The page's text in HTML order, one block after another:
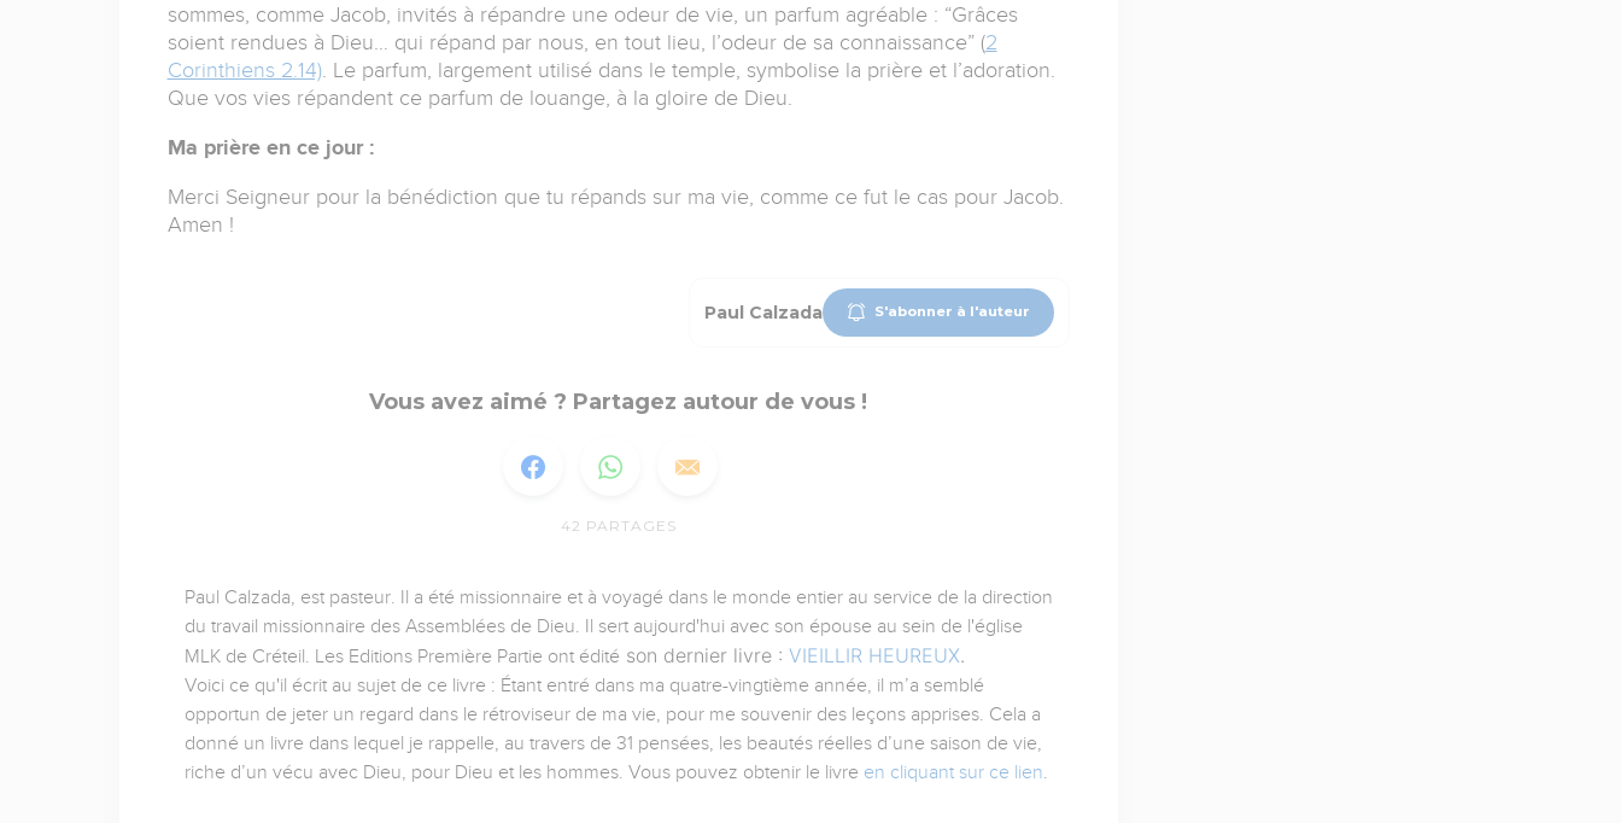
sommes, comme Jacob, invités à répandre une odeur de vie, un parfum agréable : “Grâces
soient rendues à Dieu… qui répand par nous, en tout lieu, l’odeur de sa connaissance” (2
Corinthiens 2.14). Le parfum, largement utilisé dans le temple, symbolise la prière et l’adoration.
Que vos vies répandent ce parfum de louange, à la gloire de Dieu.
Ma prière en ce jour :
Merci Seigneur pour la bénédiction que tu répands sur ma vie, comme ce fut le cas pour Jacob.
Amen !
Paul Calzada S'abonner à l'auteur
Vous avez aimé ? Partagez autour de vous !
42 PARTAGES
Paul Calzada, est pasteur. Il a été missionnaire et à voyagé dans le monde entier au service de la direction
du travail missionnaire des Assemblées de Dieu. Il sert aujourd'hui avec son épouse au sein de l'église
MLK de Créteil. Les Editions Première Partie ont édité son dernier livre : VIEILLIR HEUREUX.
Voici ce qu'il écrit au sujet de ce livre : Étant entré dans ma quatre-vingtième année, il m’a semblé
opportun de jeter un regard dans le rétroviseur de ma vie, pour me souvenir des leçons apprises. Cela a
donné un livre dans lequel je rappelle, au travers de 31 pensées, les beautés réelles d’une saison de vie,
riche d’un vécu avec Dieu, pour Dieu et les hommes. Vous pouvez obtenir le livre en cliquant sur ce lien.